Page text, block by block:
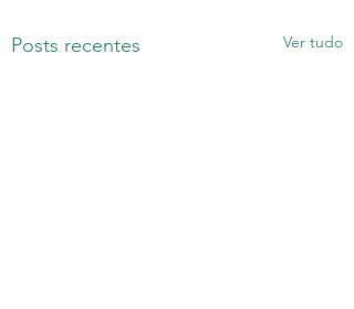
Posts recentes Ver tudo